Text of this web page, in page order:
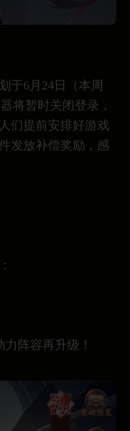
于6月24日（本周
将暂时关闭登录，
们提前安排好游戏
发放补偿奖励，感
阵容再升级！